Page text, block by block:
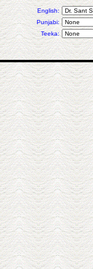
English:
Punjabi:
Teeka: